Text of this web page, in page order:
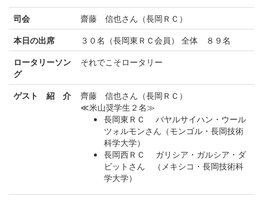
司会
齋藤 信也さん（長岡ＲＣ）
本日の出席
３０名（長岡東ＲＣ会員） 全体 ８９名
ロータリーソン
グ
それでこそロータリー
ゲスト 紹 介
齊藤 信也さん（長岡ＲＣ）
≪米山奨学生２名≫
長岡東ＲＣ バヤルサイハン・ウール
ツォルモンさん（モンゴル・長岡技術
科学大学）
長岡西ＲＣ ガリシア・ガルシア・ダ
ビットさん （メキシコ・長岡技術科
学大学）